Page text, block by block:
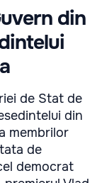
din
de Stat de
din
membrilor
de
democrat